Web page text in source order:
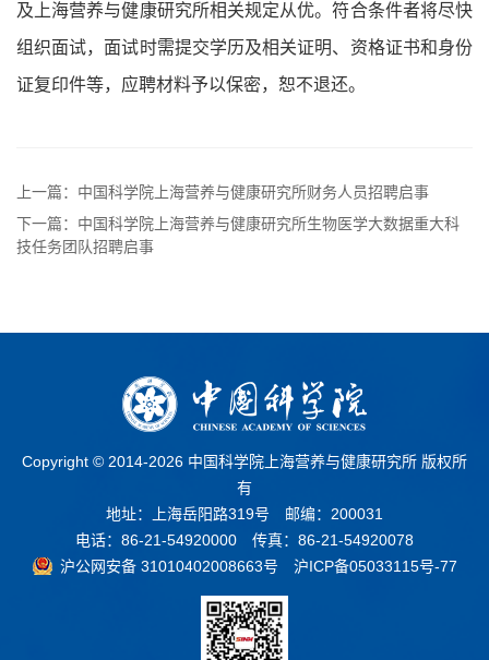
及上海营养与健康研究所相关规定从优。符合条件者将尽快
组织面试，面试时需提交学历及相关证明、资格证书和身份
证复印件等，应聘材料予以保密，恕不退还。
上一篇：中国科学院上海营养与健康研究所财务人员招聘启事
下一篇：中国科学院上海营养与健康研究所生物医学大数据重大科
技任务团队招聘启事
Copyright © 2014-2026 中国科学院上海营养与健康研究所 版权所
有
地址：上海岳阳路319号 邮编：200031
电话：86-21-54920000 传真：86-21-54920078
沪公网安备 31010402008663号
沪ICP备05033115号-77